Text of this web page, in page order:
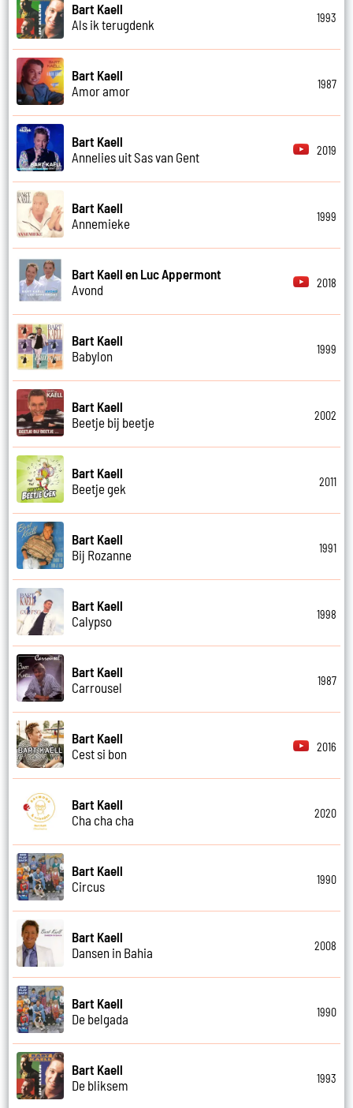
Bart Kaell
Als ik terugdenk
1993
Bart Kaell
Amor amor
1987
Bart Kaell
Annelies uit Sas van Gent
2019
Bart Kaell
Annemieke
1999
Bart Kaell en Luc Appermont
Avond
2018
Bart Kaell
Babylon
1999
Bart Kaell
Beetje bij beetje
2002
Bart Kaell
Beetje gek
2011
Bart Kaell
Bij Rozanne
1991
Bart Kaell
Calypso
1998
Bart Kaell
Carrousel
1987
Bart Kaell
Cest si bon
2016
Bart Kaell
Cha cha cha
2020
Bart Kaell
Circus
1990
Bart Kaell
Dansen in Bahia
2008
Bart Kaell
De belgada
1990
Bart Kaell
De bliksem
1993